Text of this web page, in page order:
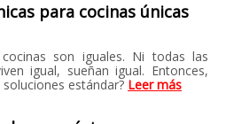
para cocinas únicas
son iguales. Ni todas las
igual, sueñan igual. Entonces,
estándar? Leer más